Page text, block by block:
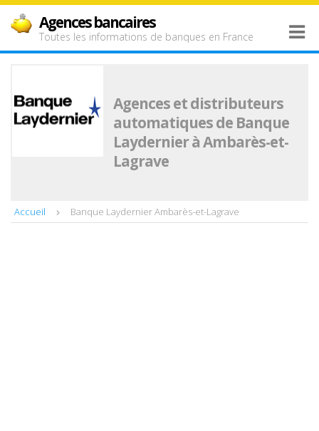
Agences bancaires
Toutes les informations de banques en France
Agences et distributeurs
automatiques de Banque
Laydernier à Ambarès-et-
Lagrave
Accueil Banque Laydernier Ambarès-et-Lagrave